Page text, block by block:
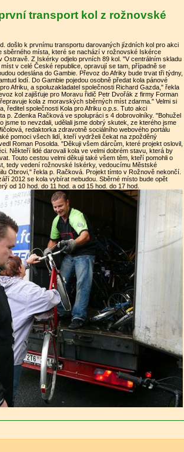
transport kol z rožnovské
došlo k prvnímu transportu darovaných jízdních kol pro akci
sběrného místa, které se nachází v rožnovské Iskérce
Ostravě. Z Iskérky odjelo prvních 89 kol. "V centrálním skladu
v celé České republice, opravují se tam, případně se
odeslána do Gambie. Převoz do Afriky bude trvat tři týdny,
lodí. Do Gambie pojedou osobně předat kola pánové
Afriku, a spoluzakladatel společnosti Richard Gazda," řekla
kol zajišťuje pro Moravu řidič Petr Dvořák z firmy Forman
kola z moravských sběrných míst zdarma." Velmi si
ředitel společnosti Kola pro Afriku o.p.s. Tuto akci
p. Zdenka Račková ve spolupráci s 4 dobrovolníky. "Bohužel
jsme to nevzdali, udělali jsme dobrý skutek, ze kterého jsme
redaktorka zdravotně sociálního webového portálu
pomoci všech lidí, kteří vydrželi čekat na zpožděný
Roman Posolda. "Děkuji všem dárcům, které projekt oslovil,
Někteří lidé darovali kola ve velmi dobrém stavu, která by
Touto cestou velmi děkuji také všem těm, kteří pomohli o
tedy vedení rožnovské Iskérky, vedoucímu Městské
Obrovi," řekla p. Račková. Projekt tímto v Rožnově nekončí.
2012 se kola vybírat nebudou. Sběrné místo bude opět
od 10 hod. do 11 hod. a od 15 hod. do 17 hod.